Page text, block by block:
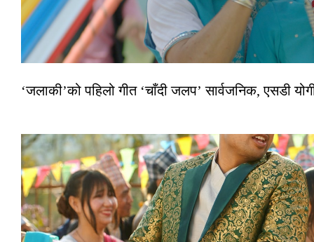
‘जलाकी’को पहिलो गीत ‘चाँदी जलप’ सार्वजनिक, एसडी